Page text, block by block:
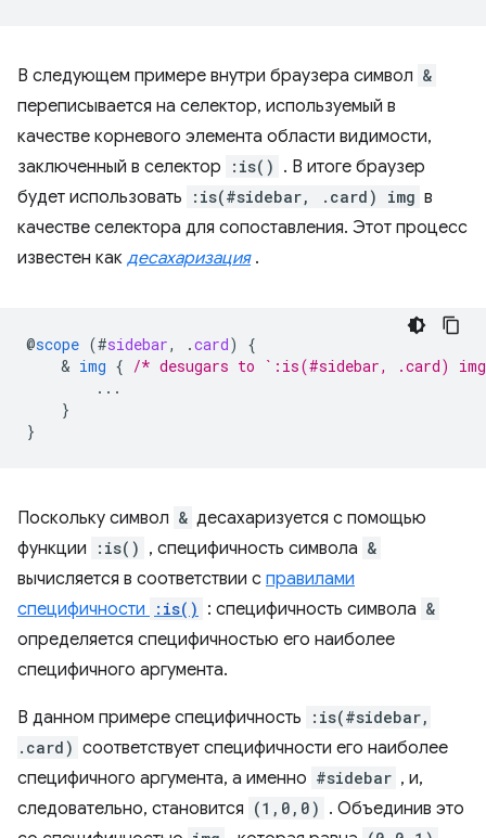
В следующем примере внутри браузера символ &
переписывается на селектор, используемый в
качестве корневого элемента области видимости,
заключенный в селектор
:is() . В итоге браузер
будет использовать
:is(#sidebar, .card) img в
качестве селектора для сопоставления. Этот процесс
известен как десахаризация.
@scope (#sidebar, .card)
{
    &
img { /* desugars to `:is(#sidebar, .card)
...
}
}
Поскольку символ & десахаризуется с помощью
функции
:is() , специфичность символа &
вычисляется в соответствии с правилами
специфичности
:is() : специфичность символа &
определяется специфичностью его наиболее
специфичного аргумента.
В данном примере специфичность
:is(#sidebar,
.card) соответствует специфичности его наиболее
специфичного аргумента, а именно #sidebar , и,
следовательно, становится (1,0,0) . Объединив это